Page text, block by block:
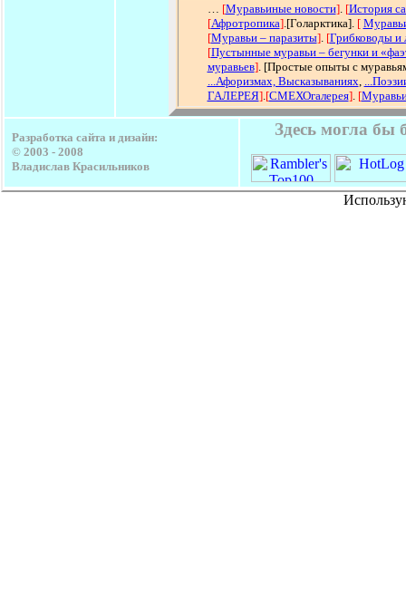
[Муравьиные новости]. [История
[Афротропика].[Голарктика]. [
[Муравьи – паразиты]. [Грибководы и
[Пустынные муравьи – бегунки и
муравьев]. [Простые опыты с
...Афоризмах, Высказываниях
ГАЛЕРЕЯ]. [СМЕХОгалерея]. [
Разработка сайта и дизайн:
© 2003 - 2008
Владислав Красильников
Здесь могла бы